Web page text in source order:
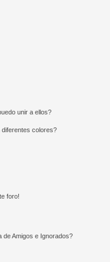
unir a ellos?
colores?
foro!
de Amigos e Ignorados?